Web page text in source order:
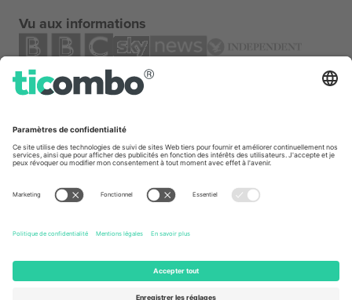
Vu aux informations
TixProtect
Programme d'affiliation
Comment ça marche
Centre d'information sur la Coupe
Nous contacter